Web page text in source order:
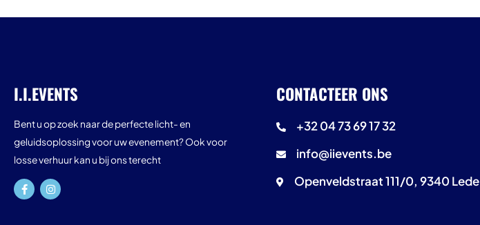
I.I.EVENTS
Bent u op zoek naar de perfecte licht- en
geluidsoplossing voor uw evenement? Ook voor
losse verhuur kan u bij ons terecht
CONTACTEER ONS
+32 04 73 69 17 32
info@iievents.be
Openveldstraat 111/0, 9340 Lede